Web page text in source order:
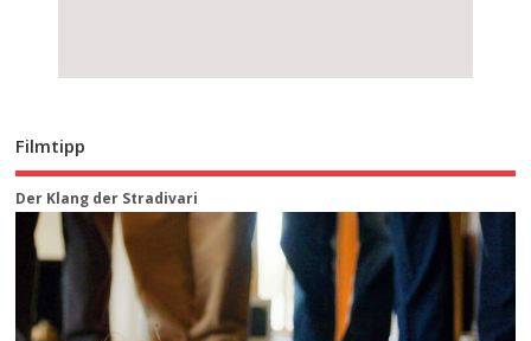
Filmtipp
Der Klang der Stradivari